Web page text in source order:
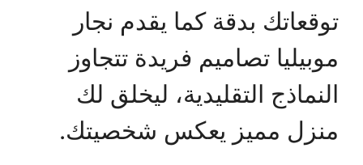
توقعاتك بدقة كما يقدم نجار
موبيليا تصاميم فريدة تتجاوز
النماذج التقليدية، ليخلق لك
منزل مميز يعكس شخصيتك.